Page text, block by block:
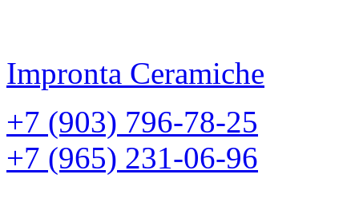
Impronta Ceramiche
+7 (903) 796-78-25
+7 (965) 231-06-96